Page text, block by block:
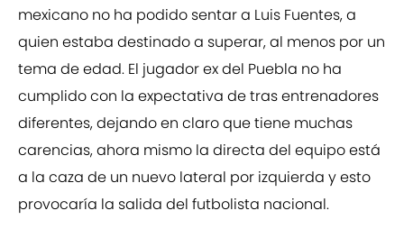
mexicano no ha podido sentar a Luis Fuentes, a
quien estaba destinado a superar, al menos por un
tema de edad. El jugador ex del Puebla no ha
cumplido con la expectativa de tras entrenadores
diferentes, dejando en claro que tiene muchas
carencias, ahora mismo la directa del equipo está
a la caza de un nuevo lateral por izquierda y esto
provocaría la salida del futbolista nacional.